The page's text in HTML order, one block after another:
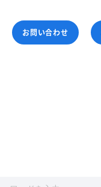
お問い合わせ